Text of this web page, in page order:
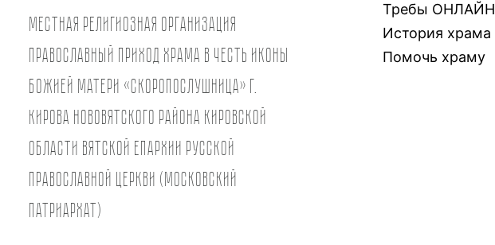
Местная религиозная организация
православный Приход храма в честь иконы
Божией Матери «Скоропослушница» г.
Кирова Нововятского района Кировской
области Вятской Епархии Русской
Православной Церкви (Московский
Патриархат)
Требы ОНЛАЙН
История храма
Помочь храму